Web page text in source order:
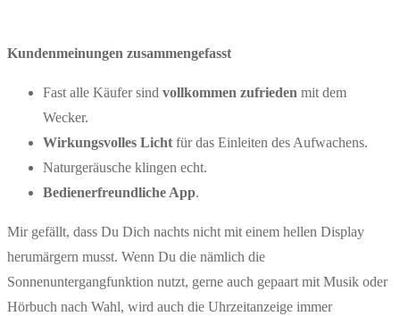
Kundenmeinungen zusammengefasst
Fast alle Käufer sind vollkommen zufrieden mit dem
Wecker.
Wirkungsvolles Licht für das Einleiten des Aufwachens.
Naturgeräusche klingen echt.
Bedienerfreundliche App.
Mir gefällt, dass Du Dich nachts nicht mit einem hellen Display
herumärgern musst. Wenn Du die nämlich die
Sonnenuntergangfunktion nutzt, gerne auch gepaart mit Musik oder
Hörbuch nach Wahl, wird auch die Uhrzeitanzeige immer